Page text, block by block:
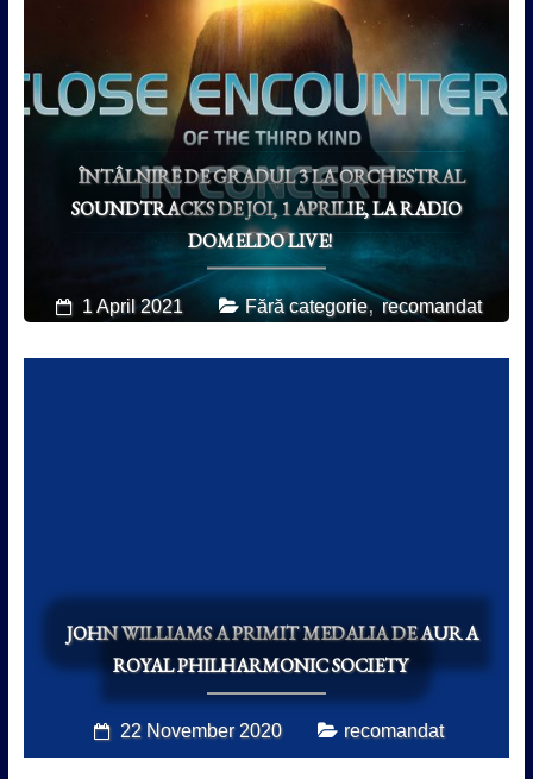
ÎNTÂLNIRE DE GRADUL 3 LA ORCHESTRAL
SOUNDTRACKS DE JOI, 1 APRILIE, LA RADIO
DOMELDO LIVE!
1 April 2021 Fără categorie,recomandat
JOHN WILLIAMS A PRIMIT MEDALIA DE AUR A
ROYAL PHILHARMONIC SOCIETY
22 November 2020 recomandat